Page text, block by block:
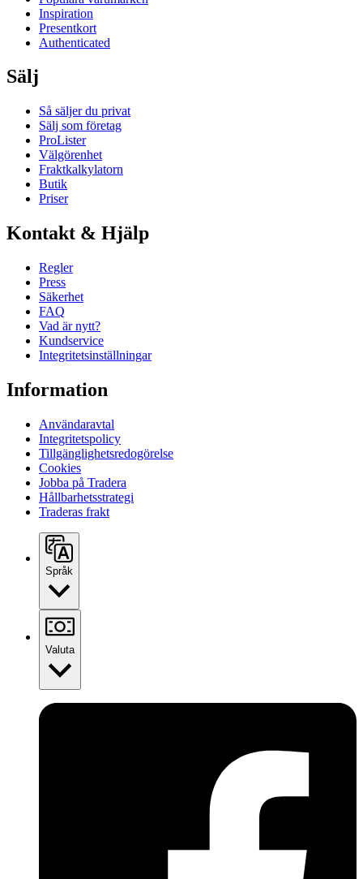
Inspiration
Presentkort
Authenticated
Sälj
Så säljer du privat
Sälj som företag
ProLister
Välgörenhet
Fraktkalkylatorn
Butik
Priser
Kontakt & Hjälp
Regler
Press
Säkerhet
FAQ
Vad är nytt?
Kundservice
Integritetsinställningar
Information
Användaravtal
Integritetspolicy
Tillgänglighetsredogörelse
Cookies
Jobba på Tradera
Hållbarhetsstrategi
Traderas frakt
Språk
Valuta